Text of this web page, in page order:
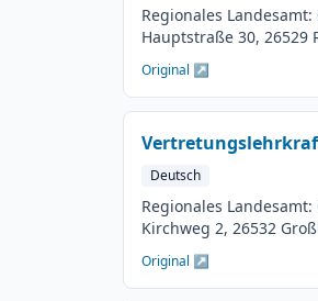
Regionales
Hauptstraße 30, 26529
Original ↗
Deutsch
Regionales
Kirchweg 2, 26532
Original ↗